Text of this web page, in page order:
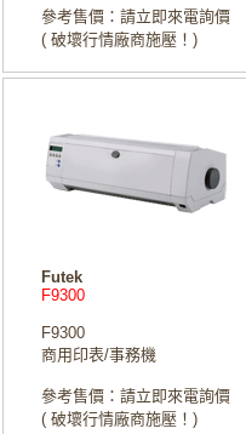
參考售價：請立即來電詢價
( 破壞行情廠商施壓！)
Futek
F9300
F9300
商用印表/事務機
參考售價：請立即來電詢價
( 破壞行情廠商施壓！)